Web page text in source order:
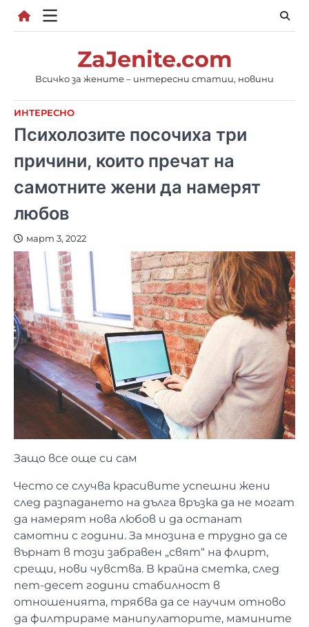
Skip
ZaJenite.com
Всичко за жените – интересни статии, новини
ИНТЕРЕСНО
Психолозите посочиха три
причини, които пречат на
самотните жени да намерят
любов
март 3, 2022
Защо все още си сам
Често се случва красивите успешни жени
след разпадането на дълга връзка да не могат
да намерят нова любов и да останат
самотни с години. За мнозина е трудно да се
върнат в този забравен „свят“ на флирт,
срещи, нови чувства. В крайна сметка, след
пет-десет години стабилност в
отношенията, трябва да се научим отново
да филтрираме манипулаторите, мамините